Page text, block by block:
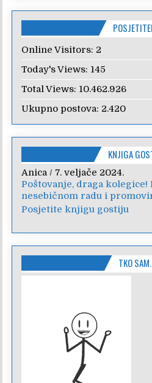
Online Visitors: 2
Today's Views: 145
Total Views: 10.462.926
Ukupno postova: 2.420
KNJIGA
Anica / 7. veljače 2024.
Poštovanje, draga kolegice!
nesebičnom radu i
Posjetite knjigu gostiju
TKO